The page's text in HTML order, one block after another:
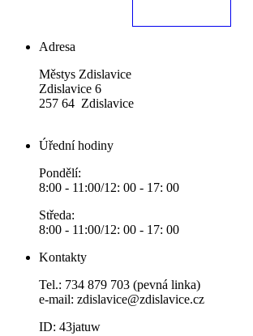
Adresa
Městys Zdislavice
Zdislavice 6
257 64 Zdislavice
Úřední hodiny
Pondělí:
8:00 - 11:00/12: 00 - 17: 00
Středa:
8:00 - 11:00/12: 00 - 17: 00
Kontakty
Tel.: 734 879 703 (pevná linka)
e-mail: zdislavice@zdislavice.cz
ID: 43jatuw